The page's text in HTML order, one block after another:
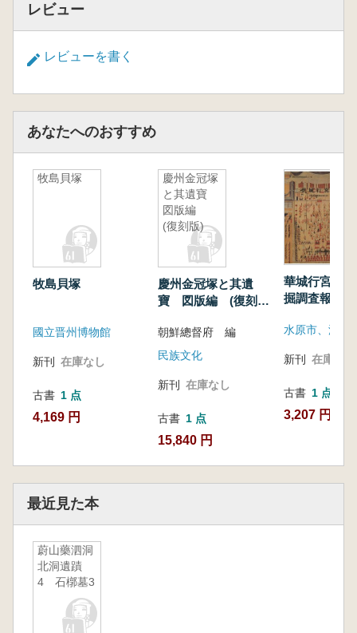
レビュー
レビューを書く
あなたへのおすすめ
牧島貝塚
牧島貝塚
國立晋州博物館
新刊 在庫なし
古書 1 点
4,169 円
慶州金冠塚
と其遺寶
図版編
(復刻版)
慶州金冠塚と其遺
寶 図版編 (復刻
朝鮮總督府 編
民族文化
新刊 在庫なし
古書 1 点
15,840 円
華城行宮址
掘調査報告書
新刊 在庫なし
古書 1 点
3,207 円
最近見た本
蔚山藥泗洞
北洞遺蹟
4 石槨墓3